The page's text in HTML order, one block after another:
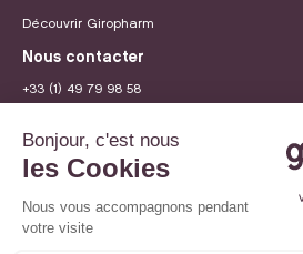
Découvrir Giropharm
Nous contacter
+33 (1) 49 79 98 58
Recrutement